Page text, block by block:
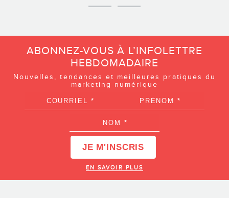
ABONNEZ-VOUS À L’INFOLETTRE
HEBDOMADAIRE
Nouvelles, tendances et meilleures pratiques du
marketing numérique
EN SAVOIR PLUS